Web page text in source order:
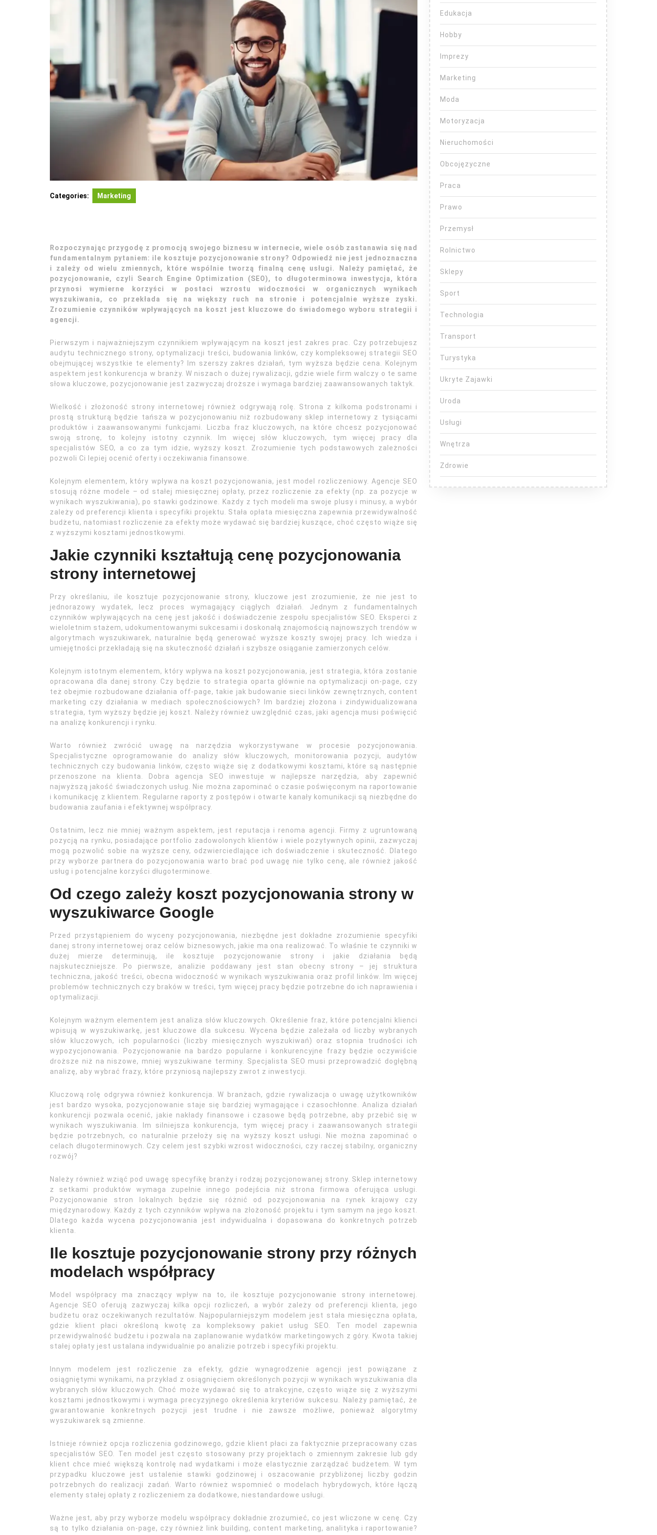
Categories: Marketing
Rozpoczynając przygodę z promocją swojego biznesu w internecie, wiele osób zastanawia się nad
fundamentalnym pytaniem: ile kosztuje pozycjonowanie strony? Odpowiedź nie jest jednoznaczna
i zależy od wielu zmiennych, które wspólnie tworzą finalną cenę usługi. Należy pamiętać, że
pozycjonowanie, czyli Search Engine Optimization (SEO), to długoterminowa inwestycja, która
przynosi wymierne korzyści w postaci wzrostu widoczności w organicznych wynikach
wyszukiwania, co przekłada się na większy ruch na stronie i potencjalnie wyższe zyski.
Zrozumienie czynników wpływających na koszt jest kluczowe do świadomego wyboru strategii i
agencji.
Pierwszym i najważniejszym czynnikiem wpływającym na koszt jest zakres prac. Czy potrzebujesz
audytu technicznego strony, optymalizacji treści, budowania linków, czy kompleksowej strategii SEO
obejmującej wszystkie te elementy? Im szerszy zakres działań, tym wyższa będzie cena. Kolejnym
aspektem jest konkurencja w branży. W niszach o dużej rywalizacji, gdzie wiele firm walczy o te same
słowa kluczowe, pozycjonowanie jest zazwyczaj droższe i wymaga bardziej zaawansowanych taktyk.
Wielkość i złożoność strony internetowej również odgrywają rolę. Strona z kilkoma podstronami i
prostą strukturą będzie tańsza w pozycjonowaniu niż rozbudowany sklep internetowy z tysiącami
produktów i zaawansowanymi funkcjami. Liczba fraz kluczowych, na które chcesz pozycjonować
swoją stronę, to kolejny istotny czynnik. Im więcej słów kluczowych, tym więcej pracy dla
specjalistów SEO, a co za tym idzie, wyższy koszt. Zrozumienie tych podstawowych zależności
pozwoli Ci lepiej ocenić oferty i oczekiwania finansowe.
Kolejnym elementem, który wpływa na koszt pozycjonowania, jest model rozliczeniowy. Agencje SEO
stosują różne modele – od stałej miesięcznej opłaty, przez rozliczenie za efekty (np. za pozycje w
wynikach wyszukiwania), po stawki godzinowe. Każdy z tych modeli ma swoje plusy i minusy, a wybór
zależy od preferencji klienta i specyfiki projektu. Stała opłata miesięczna zapewnia przewidywalność
budżetu, natomiast rozliczenie za efekty może wydawać się bardziej kuszące, choć często wiąże się
z wyższymi kosztami jednostkowymi.
Jakie czynniki kształtują cenę pozycjonowania
strony internetowej
Przy określaniu, ile kosztuje pozycjonowanie strony, kluczowe jest zrozumienie, że nie jest to
jednorazowy wydatek, lecz proces wymagający ciągłych działań. Jednym z fundamentalnych
czynników wpływających na cenę jest jakość i doświadczenie zespołu specjalistów SEO. Eksperci z
wieloletnim stażem, udokumentowanymi sukcesami i doskonałą znajomością najnowszych trendów w
algorytmach wyszukiwarek, naturalnie będą generować wyższe koszty swojej pracy. Ich wiedza i
umiejętności przekładają się na skuteczność działań i szybsze osiąganie zamierzonych celów.
Kolejnym istotnym elementem, który wpływa na koszt pozycjonowania, jest strategia, która zostanie
opracowana dla danej strony. Czy będzie to strategia oparta głównie na optymalizacji on-page, czy
też obejmie rozbudowane działania off-page, takie jak budowanie sieci linków zewnętrznych, content
marketing czy działania w mediach społecznościowych? Im bardziej złożona i zindywidualizowana
strategia, tym wyższy będzie jej koszt. Należy również uwzględnić czas, jaki agencja musi poświęcić
na analizę konkurencji i rynku.
Warto również zwrócić uwagę na narzędzia wykorzystywane w procesie pozycjonowania.
Specjalistyczne oprogramowanie do analizy słów kluczowych, monitorowania pozycji, audytów
technicznych czy budowania linków, często wiąże się z dodatkowymi kosztami, które są następnie
przenoszone na klienta. Dobra agencja SEO inwestuje w najlepsze narzędzia, aby zapewnić
najwyższą jakość świadczonych usług. Nie można zapominać o czasie poświęconym na raportowanie
i komunikację z klientem. Regularne raporty z postępów i otwarte kanały komunikacji są niezbędne do
budowania zaufania i efektywnej współpracy.
Ostatnim, lecz nie mniej ważnym aspektem, jest reputacja i renoma agencji. Firmy z ugruntowaną
pozycją na rynku, posiadające portfolio zadowolonych klientów i wiele pozytywnych opinii, zazwyczaj
mogą pozwolić sobie na wyższe ceny, odzwierciedlające ich doświadczenie i skuteczność. Dlatego
przy wyborze partnera do pozycjonowania warto brać pod uwagę nie tylko cenę, ale również jakość
usług i potencjalne korzyści długoterminowe.
Od czego zależy koszt pozycjonowania strony w
wyszukiwarce Google
Przed przystąpieniem do wyceny pozycjonowania, niezbędne jest dokładne zrozumienie specyfiki
danej strony internetowej oraz celów biznesowych, jakie ma ona realizować. To właśnie te czynniki w
dużej mierze determinują, ile kosztuje pozycjonowanie strony i jakie działania będą
najskuteczniejsze. Po pierwsze, analizie poddawany jest stan obecny strony – jej struktura
techniczna, jakość treści, obecna widoczność w wynikach wyszukiwania oraz profil linków. Im więcej
problemów technicznych czy braków w treści, tym więcej pracy będzie potrzebne do ich naprawienia i
optymalizacji.
Kolejnym ważnym elementem jest analiza słów kluczowych. Określenie fraz, które potencjalni klienci
wpisują w wyszukiwarkę, jest kluczowe dla sukcesu. Wycena będzie zależała od liczby wybranych
słów kluczowych, ich popularności (liczby miesięcznych wyszukiwań) oraz stopnia trudności ich
wypozycjonowania. Pozycjonowanie na bardzo popularne i konkurencyjne frazy będzie oczywiście
droższe niż na niszowe, mniej wyszukiwane terminy. Specjalista SEO musi przeprowadzić dogłębną
analizę, aby wybrać frazy, które przyniosą najlepszy zwrot z inwestycji.
Kluczową rolę odgrywa również konkurencja. W branżach, gdzie rywalizacja o uwagę użytkowników
jest bardzo wysoka, pozycjonowanie staje się bardziej wymagające i czasochłonne. Analiza działań
konkurencji pozwala ocenić, jakie nakłady finansowe i czasowe będą potrzebne, aby przebić się w
wynikach wyszukiwania. Im silniejsza konkurencja, tym więcej pracy i zaawansowanych strategii
będzie potrzebnych, co naturalnie przełoży się na wyższy koszt usługi. Nie można zapominać o
celach długoterminowych. Czy celem jest szybki wzrost widoczności, czy raczej stabilny, organiczny
rozwój?
Należy również wziąć pod uwagę specyfikę branży i rodzaj pozycjonowanej strony. Sklep internetowy
z setkami produktów wymaga zupełnie innego podejścia niż strona firmowa oferująca usługi.
Pozycjonowanie stron lokalnych będzie się różnić od pozycjonowania na rynek krajowy czy
międzynarodowy. Każdy z tych czynników wpływa na złożoność projektu i tym samym na jego koszt.
Dlatego każda wycena pozycjonowania jest indywidualna i dopasowana do konkretnych potrzeb
klienta.
Ile kosztuje pozycjonowanie strony przy różnych
modelach współpracy
Model współpracy ma znaczący wpływ na to, ile kosztuje pozycjonowanie strony internetowej.
Agencje SEO oferują zazwyczaj kilka opcji rozliczeń, a wybór zależy od preferencji klienta, jego
budżetu oraz oczekiwanych rezultatów. Najpopularniejszym modelem jest stała miesięczna opłata,
gdzie klient płaci określoną kwotę za kompleksowy pakiet usług SEO. Ten model zapewnia
przewidywalność budżetu i pozwala na zaplanowanie wydatków marketingowych z góry. Kwota takiej
stałej opłaty jest ustalana indywidualnie po analizie potrzeb i specyfiki projektu.
Innym modelem jest rozliczenie za efekty, gdzie wynagrodzenie agencji jest powiązane z
osiągniętymi wynikami, na przykład z osiągnięciem określonych pozycji w wynikach wyszukiwania dla
wybranych słów kluczowych. Choć może wydawać się to atrakcyjne, często wiąże się z wyższymi
kosztami jednostkowymi i wymaga precyzyjnego określenia kryteriów sukcesu. Należy pamiętać, że
gwarantowanie konkretnych pozycji jest trudne i nie zawsze możliwe, ponieważ algorytmy
wyszukiwarek są zmienne.
Istnieje również opcja rozliczenia godzinowego, gdzie klient płaci za faktycznie przepracowany czas
specjalistów SEO. Ten model jest często stosowany przy projektach o zmiennym zakresie lub gdy
klient chce mieć większą kontrolę nad wydatkami i może elastycznie zarządzać budżetem. W tym
przypadku kluczowe jest ustalenie stawki godzinowej i oszacowanie przybliżonej liczby godzin
potrzebnych do realizacji zadań. Warto również wspomnieć o modelach hybrydowych, które łączą
elementy stałej opłaty z rozliczeniem za dodatkowe, niestandardowe usługi.
Ważne jest, aby przy wyborze modelu współpracy dokładnie zrozumieć, co jest wliczone w cenę. Czy
są to tylko działania on-page, czy również link building, content marketing, analityka i raportowanie?
Edukacja
Hobby
Imprezy
Marketing
Moda
Motoryzacja
Nieruchomości
Obcojęzyczne
Praca
Prawo
Przemysł
Rolnictwo
Sklepy
Sport
Technologia
Transport
Turystyka
Ukryte Zajawki
Uroda
Usługi
Wnętrza
Zdrowie